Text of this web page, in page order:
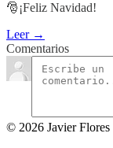
🎅¡Feliz Navidad!
Leer →
Comentarios
© 2026 Javier Flores